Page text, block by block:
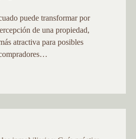
puede transformar por
de una propiedad,
atractiva para posibles